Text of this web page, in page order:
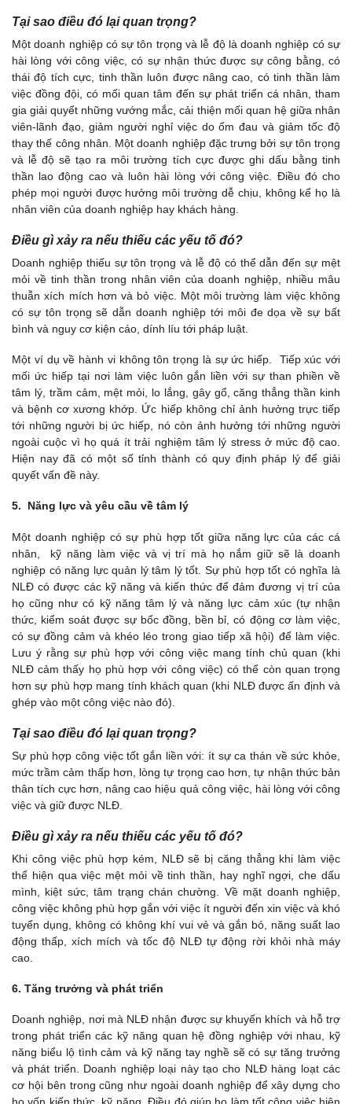
Tại sao điều đó lại quan trọng?
Một doanh nghiệp có sự tôn trọng và lễ độ là doanh nghiệp có sự
hài lòng với công việc, có sự nhận thức được sự công bằng, có
thái độ tích cực, tinh thần luôn được nâng cao, có tinh thần làm
việc đồng đội, có mối quan tâm đến sự phát triển cá nhân, tham
gia giải quyết những vướng mắc, cải thiện mối quan hệ giữa nhân
viên-lãnh đạo, giảm người nghỉ việc do ốm đau và giảm tốc độ
thay thế công nhân. Một doanh nghiệp đặc trưng bởi sự tôn trọng
và lễ độ sẽ tạo ra môi trường tích cực được ghi dấu bằng tinh
thần lao động cao và luôn hài lòng với công việc. Điều đó cho
phép mọi người được hưởng môi trường dễ chịu, không kể họ là
nhân viên của doanh nghiệp hay khách hàng.
Điều gì xảy ra nếu thiếu các yếu tố đó?
Doanh nghiệp thiếu sự tôn trọng và lễ độ có thể dẫn đến sự mệt
mỏi về tinh thần trong nhân viên của doanh nghiệp, nhiều mâu
thuẫn xích mích hơn và bỏ việc. Một môi trường làm việc không
có sự tôn trọng sẽ dẫn doanh nghiệp tới môi đe dọa về sự bất
bình và nguy cơ kiện cáo, dính líu tới pháp luật.
Một ví dụ về hành vi không tôn trọng là sự ức hiếp. Tiếp xúc với
mối ức hiếp tại nơi làm việc luôn gắn liền với sự than phiền về
tâm lý, trầm cảm, mệt mỏi, lo lắng, gây gổ, căng thẳng thần kinh
và bệnh cơ xương khớp. Ức hiếp không chỉ ảnh hưởng trực tiếp
tới những người bị ức hiếp, nó còn ảnh hưởng tới những người
ngoài cuộc vì họ quá ít trải nghiệm tâm lý stress ở mức độ cao.
Hiện nay đã có một số tỉnh thành có quy định pháp lý để giải
quyết vấn đề này.
5. Năng lực và yêu cầu về tâm lý
Một doanh nghiệp có sự phù hợp tốt giữa năng lực của các cá
nhân, kỹ năng làm việc và vị trí mà họ nắm giữ sẽ là doanh
nghiệp có năng lực quản lý tâm lý tốt. Sự phù hợp tốt có nghĩa là
NLĐ có được các kỹ năng và kiến thức để đảm đương vị trí của
họ cũng như có kỹ năng tâm lý và năng lực cảm xúc (tự nhận
thức, kiểm soát được sự bốc đồng, bền bỉ, có động cơ làm việc,
có sự đồng cảm và khéo léo trong giao tiếp xã hội) để làm việc.
Lưu ý rằng sự phù hợp với công việc mang tính chủ quan (khi
NLĐ cảm thấy họ phù hợp với công việc) có thể còn quan trọng
hơn sự phù hợp mang tính khách quan (khi NLĐ được ấn định và
ghép vào một công việc nào đó).
Tại sao điều đó lại quan trọng?
Sự phù hợp công việc tốt gắn liền với: ít sự ca thán về sức khỏe,
mức trầm cảm thấp hơn, lòng tự trọng cao hơn, tự nhận thức bản
thân tích cực hơn, nâng cao hiệu quả công việc, hài lòng với công
việc và giữ được NLĐ.
Điều gì xảy ra nếu thiếu các yếu tố đó?
Khi công việc phù hợp kém, NLĐ sẽ bị căng thẳng khi làm việc
thể hiện qua việc mệt mỏi về tinh thần, hay nghĩ ngợi, che dấu
mình, kiệt sức, tâm trạng chán chường. Về mặt doanh nghiệp,
công việc không phù hợp gắn với việc ít người đến xin việc và khó
tuyển dụng, không có không khí vui vẻ và gắn bó, năng suất lao
động thấp, xích mích và tốc độ NLĐ tự động rời khỏi nhà máy
cao.
6. Tăng trưởng và phát triển
Doanh nghiệp, nơi mà NLĐ nhận được sự khuyến khích và hỗ trợ
trong phát triển các kỹ năng quan hệ đồng nghiệp với nhau, kỹ
năng biểu lộ tình cảm và kỹ năng tay nghề sẽ có sự tăng trưởng
và phát triển. Doanh nghiệp loại này tạo cho NLĐ hàng loạt các
cơ hội bên trong cũng như ngoài doanh nghiệp để xây dựng cho